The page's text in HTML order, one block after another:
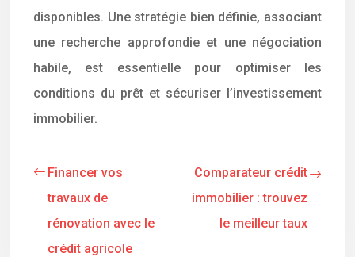
disponibles. Une stratégie bien définie, associant
une recherche approfondie et une négociation
habile, est essentielle pour optimiser les
conditions du prêt et sécuriser l’investissement
immobilier.
Financer vos
travaux de
rénovation avec le
crédit agricole
Comparateur crédit
immobilier : trouvez
le meilleur taux